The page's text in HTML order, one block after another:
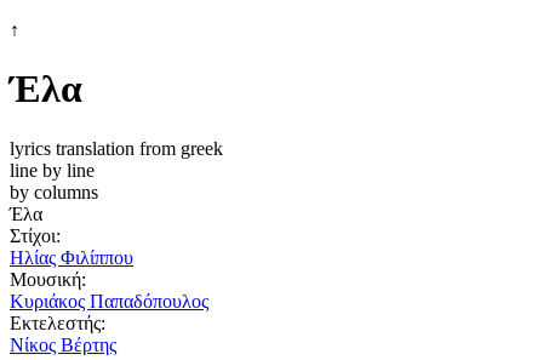
↑
Έλα
lyrics translation from greek
line by line
by columns
Έλα
Στίχοι:
Ηλίας Φιλίππου
Μουσική:
Κυριάκος Παπαδόπουλος
Εκτελεστής:
Νίκος Βέρτης